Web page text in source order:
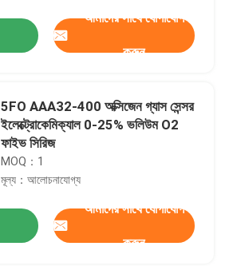
আমাদের সাথে যোগাযোগ
করুন
5FO AAA32-400 অক্সিজেন গ্যাস সেন্সর
ইলেক্ট্রোকেমিক্যাল 0-25% ভলিউম O2
ফাইভ সিরিজ
MOQ：1
মূল্য：আলোচনাযোগ্য
আমাদের সাথে যোগাযোগ
করুন